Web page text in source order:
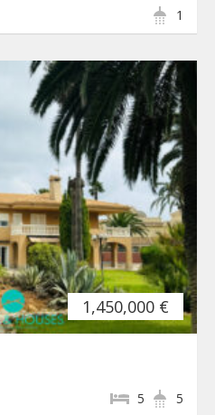
1
1,450,000 €
5
5